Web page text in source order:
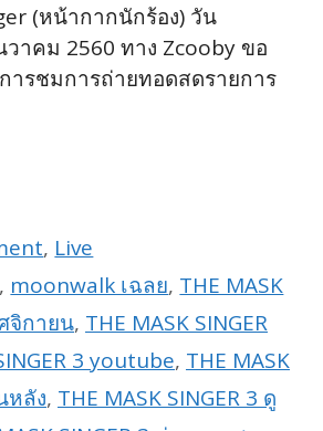
(หน้ากากนักร้อง) วัน
าคม 2560 ทาง Zcooby ขอ
ารชมการถ่ายทอดสดรายการ
, Live
, moonwalk เฉลย, THE MASK
จิกายน, THE MASK SINGER
3 youtube, THE MASK
หลัง, THE MASK SINGER 3 ดู